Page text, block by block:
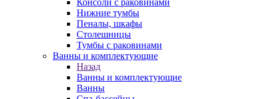
Консоли с раковинами
Нижние тумбы
Пеналы, шкафы
Столешницы
Тумбы с раковинами
Ванны и комплектующие
Назад
Ванны и комплектующие
Ванны